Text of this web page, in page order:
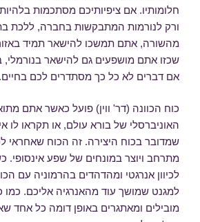
חלומותיו. אם ציפיותיכם מסתכמות
ורק לנורמות המתבקשות בחברה, ללכת
מהשורה, אתם תמשכו להישאר תמיד
שכזו אתם מושפעים גם להישאר בנורמלי,
אם דברים לא כל כך מסתדרים לכם בחיים.
כוח הכוונה (דר' ווין) פועל כאשר אתם
האוניברסלי של בורא עולם, או תקראו לו
שמדובר בכוח היצירה. זה הכוח שאחראי
מתרחב ויוצר במונחים של שפע אינסופי.
לכיוון אנרגטי ומהדהדים בהרמוניה עם
למגנט שמושך עוד מהאנרגיה אליכם. כמו
מובילים ומאתגרים באופן דומה כל אחד